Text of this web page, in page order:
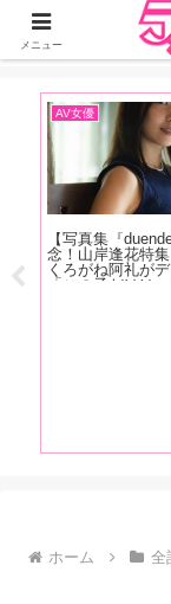
ジーオーティーが運営
DMMアフ
っ
り
AV女優
【写真集『
念！山岸逢花特
くろがね阿礼が
「この子だけは
ホーム 全
メニュー